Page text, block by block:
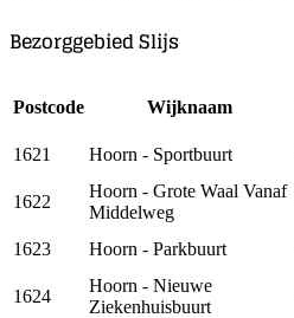
Bezorggebied Slijs
Postcode Wijknaam
1621
Hoorn - Sportbuurt
1622
Hoorn - Grote Waal Vanaf
Middelweg
1623
Hoorn - Parkbuurt
1624
Hoorn - Nieuwe
Ziekenhuisbuurt